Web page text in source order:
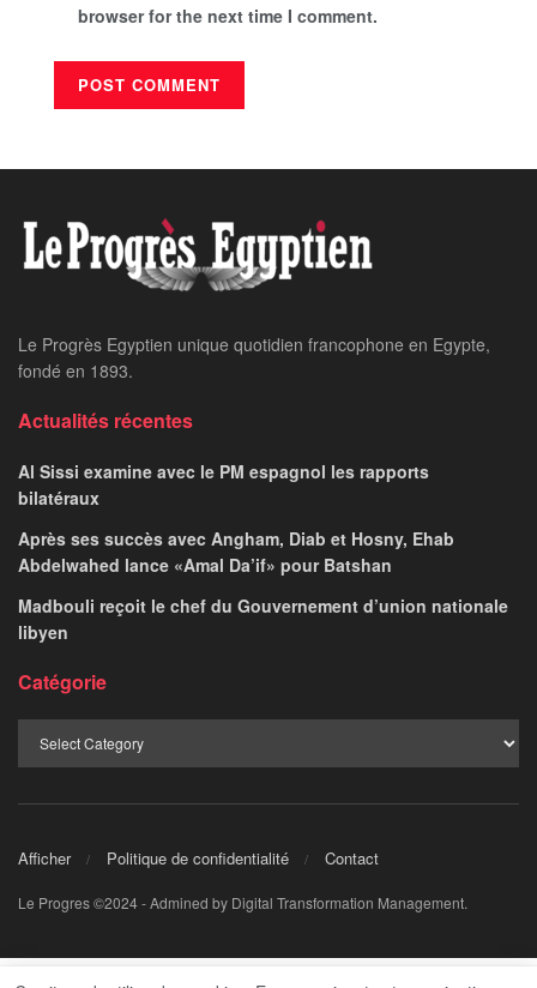
browser for the next time I comment.
Le Progrès Egyptien unique quotidien francophone en Egypte,
fondé en 1893.
Actualités récentes
Al Sissi examine avec le PM espagnol les rapports
bilatéraux
Après ses succès avec Angham, Diab et Hosny, Ehab
Abdelwahed lance «Amal Da’if» pour Batshan
Madbouli reçoit le chef du Gouvernement d’union nationale
libyen
Catégorie
Afficher Politique de confidentialité Contact
Le Progres ©2024 - Admined by Digital Transformation Management.